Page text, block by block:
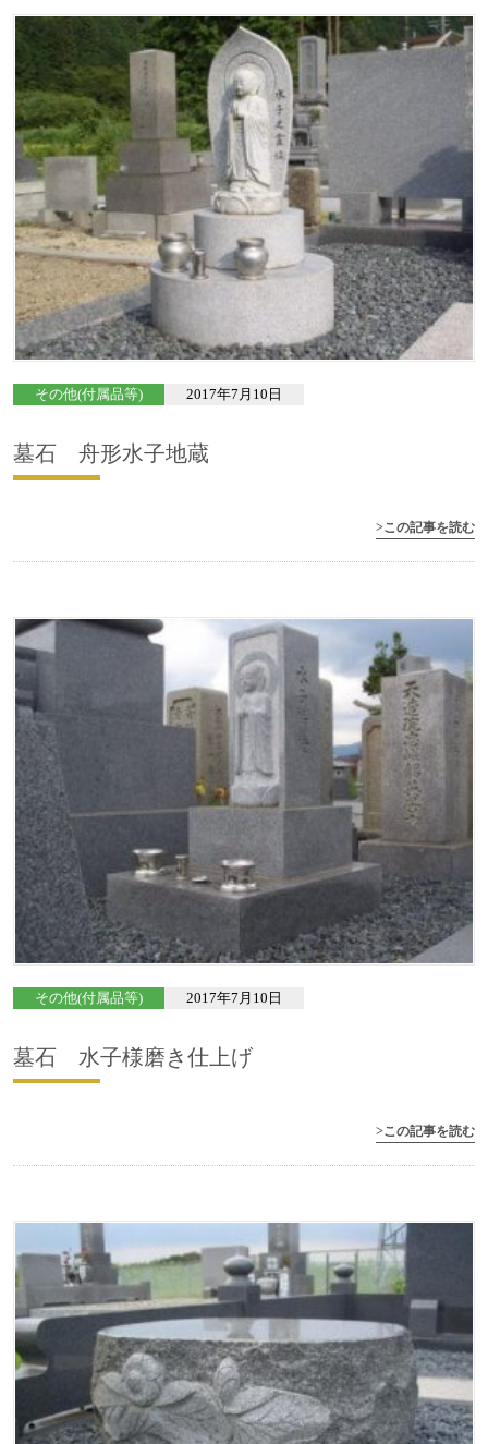
その他(付属品等) 2017年7月10日
墓石 舟形水子地蔵
>この記事を読む
その他(付属品等) 2017年7月10日
墓石 水子様磨き仕上げ
>この記事を読む